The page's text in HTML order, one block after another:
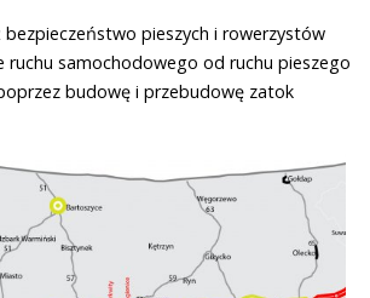
bezpieczeństwo pieszych i rowerzystów
ruchu samochodowego od ruchu pieszego
budowę i przebudowę zatok